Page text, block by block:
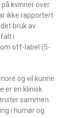
kvinner over
ikke rapportert
bruk av
i
off-label (5-
og vil kunne
er en klinisk
sammen
i humør og